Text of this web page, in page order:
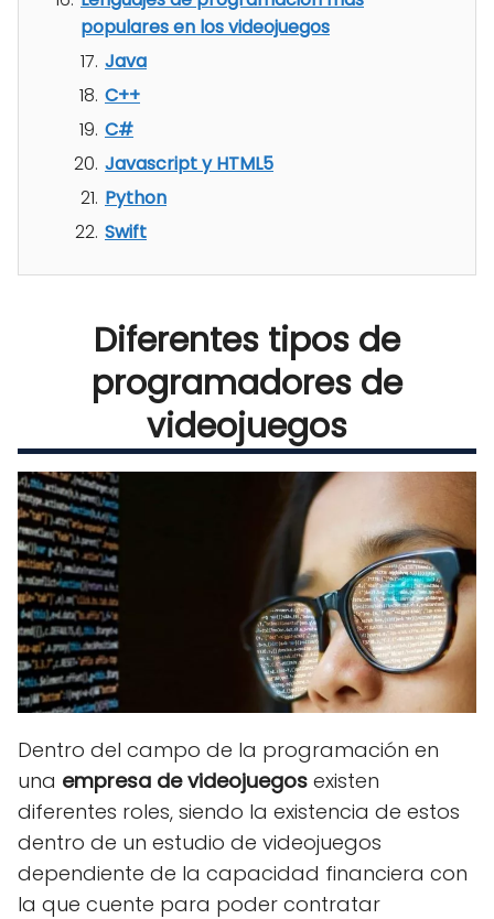
populares en los videojuegos
Java
C++
C#
Javascript y HTML5
Python
Swift
Diferentes tipos de
programadores de
videojuegos
Dentro del campo de la programación en
una empresa de videojuegos existen
diferentes roles, siendo la existencia de estos
dentro de un estudio de videojuegos
dependiente de la capacidad financiera con
la que cuente para poder contratar